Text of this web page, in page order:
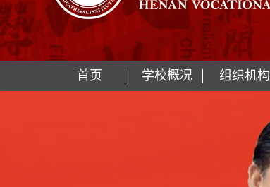
首页 学校概况 组织机构